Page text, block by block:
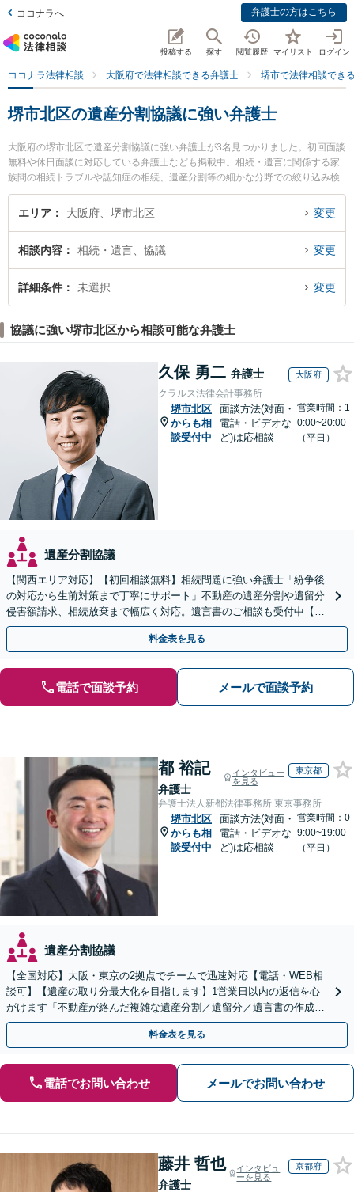
ココナラへ 弁護士の方はこちら
投稿する 探す 閲覧履歴 マイリスト ログイン
ココナラ法律相談 大阪府で法律相談できる弁護士 堺市で法律相談でき
堺市北区の遺産分割協議に強い弁護士
大阪府の堺市北区で遺産分割協議に強い弁護士が3名見つかりました。初回面談
無料や休日面談に対応している弁護士なども掲載中。相続・遺言に関係する家
族間の相続トラブルや認知症の相続、遺産分割等の細かな分野での絞り込み検
索もでき便利です。特に弁護士法人バディ 堺なかもず事務所の野口 直人弁護士
や堺北法律事務所の犬塚 竜也弁護士、河内総合法律事務所の廣田 亘弁護士のプ
『遺産分割協議のトラブル解決の実績豊富な近くの弁護士を検索したい』『初
回相談無料で遺産分割協議を法律相談できる堺市北区内の弁護士に相談予約し
たい』などでお困りの相談者さんにおすすめです。
エリア 大阪府、堺市北区 変更
相談内容 相続・遺言、協議 変更
詳細条件 未選択 変更
協議に強い堺市北区から相談可能な弁護士
久保 勇二 弁護士 大阪府
クラルス法律会計事務所
堺市北区
からも相
談受付中
面談方法(対面・
電話・ビデオな
ど)は応相談
営業時間：1
0:00~20:00
（平日）
遺産分割協議
【関西エリア対応】【初回相談無料】相続問題に強い弁護士「紛争後
の対応から生前対策まで丁寧にサポート」不動産の遺産分割や遺留分
侵害額請求、相続放棄まで幅広く対応。遺言書のご相談も受付中【夜
間・休日面談可】【WEB面談】【完全個室】
料金表を見る
電話で面談予約 メールで面談予約
都 裕記
弁護士
インタビュー
を見る
東京都
弁護士法人新都法律事務所 東京事務所
堺市北区
からも相
談受付中
面談方法(対面・
電話・ビデオな
ど)は応相談
営業時間：0
9:00~19:00
（平日）
遺産分割協議
【全国対応】大阪・東京の2拠点でチームで迅速対応【電話・WEB相
談可】【遺産の取り分最大化を目指します】1営業日以内の返信を心
がけます「不動産が絡んだ複雑な遺産分割／遺留分／遺言書の作成・
執行／事業承継など、お任せください」【休日相談あり】
料金表を見る
電話でお問い合わせ メールでお問い合わせ
藤井 哲也
弁護士
インタビュ
ーを見る
京都府